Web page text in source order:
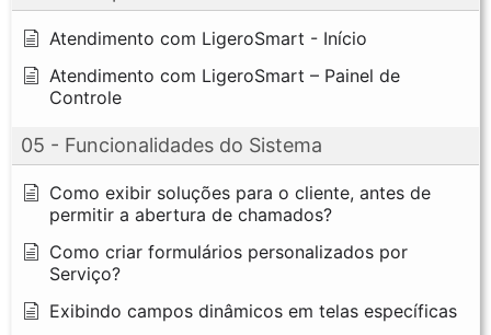
Atendimento com LigeroSmart - Início
Atendimento com LigeroSmart – Painel de
Controle
05 - Funcionalidades do Sistema
Como exibir soluções para o cliente, antes de
permitir a abertura de chamados?
Como criar formulários personalizados por
Serviço?
Exibindo campos dinâmicos em telas específicas